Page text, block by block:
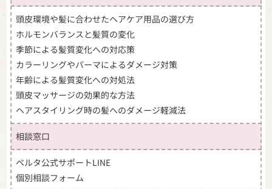
（2）外部ショッピングモールから提供を受ける商
品配送先情報
・商品の発送その他の義務の履行のため
（3）個別栄養相談/専門家相談フォーム/イベント
の申込フォームを利用された方の個人情報
・ご相談に対する回答の作成、送信その他当社
からのご連絡のため
・DM 等の方法による当社及び第三者の商品、サ
ービスに関する情報提供や広告配信のため
（4）当社へお問合せをいただいた方の個人情報
・お問合せへの回答のため
・お問合せに基づいた当社の商品及びサービス
頭皮環境や髪に合わせたヘアケア用品の選び方
ホルモンバランスと髪質の変化
季節による髪質変化への対応策
カラーリングやパーマによるダメージ対策
年齢による髪質変化への対処法
頭皮マッサージの効果的な方法
ヘアスタイリング時の髪へのダメージ軽減法
相談窓口
ベルタ公式サポートLINE
個別相談フォーム